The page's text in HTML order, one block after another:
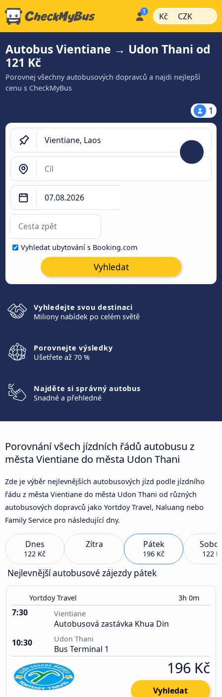
Kč | CZK |
Autobus Vientiane → Udon Thani od
121 Kč
Porovnej všechny autobusových dopravců a najdi nejlepší
cenu s CheckMyBus
1
Vyhledat ubytování s Booking.com
Vyhledat
Vyhledejte svou destinaci
Miliony nabídek po celém světě
Porovnejte výsledky
Ušetřete až 70 %
Najděte si správný autobus
Snadné a přehledné
Porovnání všech jízdních řádů autobusu z
města Vientiane do města Udon Thani
Zde je výběr nejlevnějších autobusových jízd podle jízdního
řádu z města Vientiane do města Udon Thani od různých
autobusových dopravců jako Yortdoy Travel, Naluang nebo
Family Service pro následující dny.
Dnes
122 Kč
Zítra Pátek
196 Kč 122
Nejlevnější autobusové zájezdy pátek
Yortdoy Travel 3h 0m
7:30 Vientiane
Autobusová zastávka Khua Din
10:30
Udon Thani
Bus Terminal 1
196 Kč
Vyhledat